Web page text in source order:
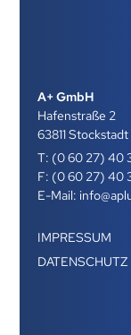
A+ GmbH
Hafenstraße 2
63811
T: (0 60 27) 40
F: (0 60 27) 40
E-Mail:
IMPRESSUM
DATENSCHUTZ